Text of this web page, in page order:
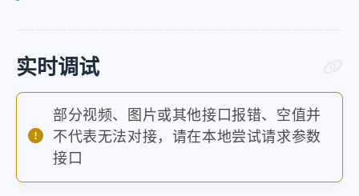
实时调试
部分视频、图片或其他接口报错、空值并
不代表无法对接，请在本地尝试请求参数
接口